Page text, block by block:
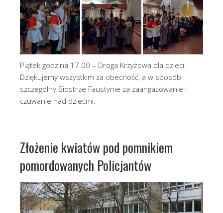
Piątek godzina 17.00 – Droga Krzyżowa dla dzieci.
Dziękujemy wszystkim za obecność, a w sposób
szczególny Siostrze Faustynie za zaangażowanie i
czuwanie nad dziećmi.
Złożenie kwiatów pod pomnikiem
pomordowanych Policjantów